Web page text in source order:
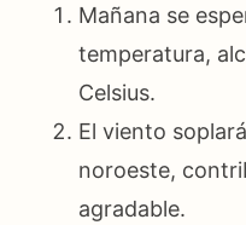
Mañana se
temperatura,
Celsius.
El viento
noroeste,
agradable.